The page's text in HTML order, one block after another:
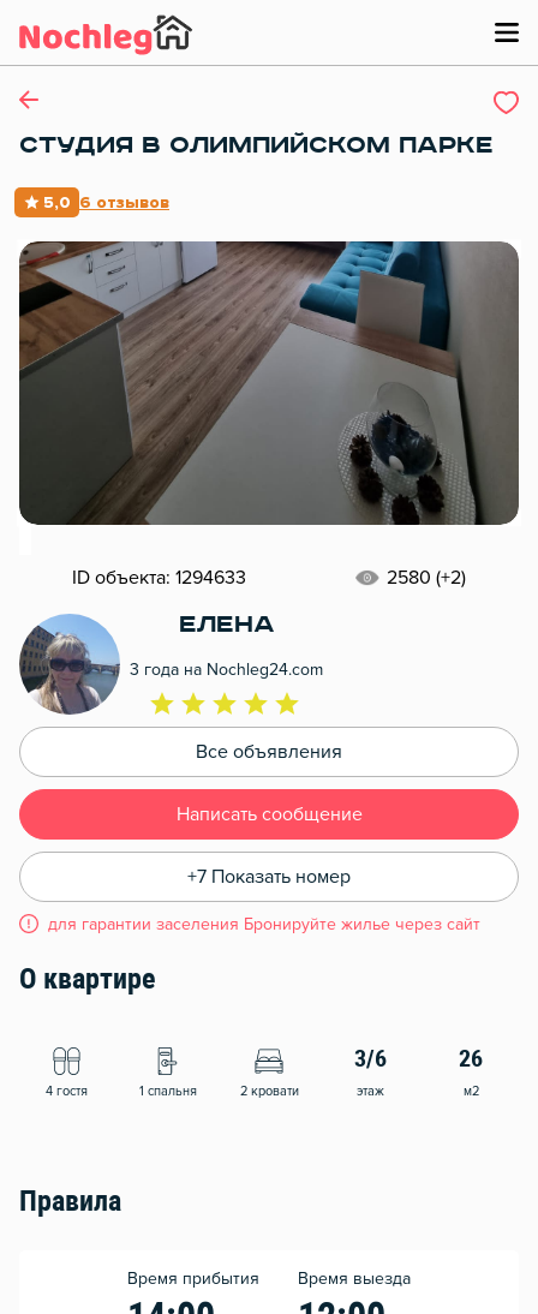
СТУДИЯ В ОЛИМПИЙСКОМ ПАРКЕ
5,0 6 отзывов
ID объекта: 1294633 2580 (+2)
ЕЛЕНА
3 года на Nochleg24.com
Все объявления
Написать сообщение
+7 Показать номер
для гарантии заселения Бронируйте жилье через сайт
О квартире
4 гостя 1 спальня 2 кровати
3/6
этаж
26
м2
Правила
Время прибытия Время выезда